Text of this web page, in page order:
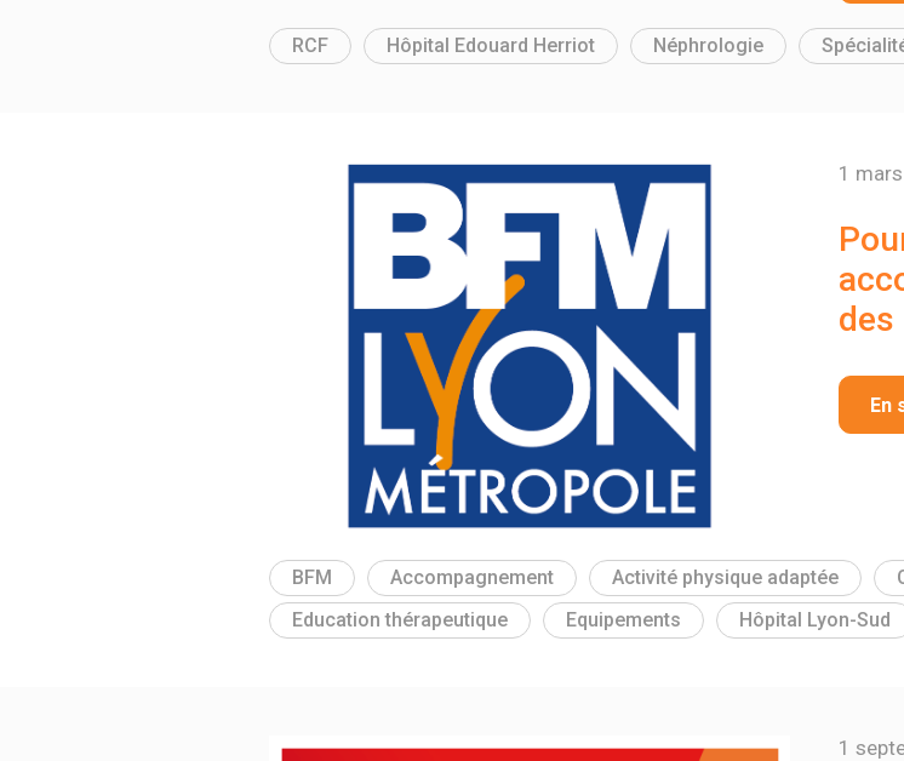
RCF Hôpital Edouard Herriot Néphrologie
1
des
En
BFM Accompagnement Activité physique adaptée
Education thérapeutique
Equipements Hôpital Lyon-Sud
1